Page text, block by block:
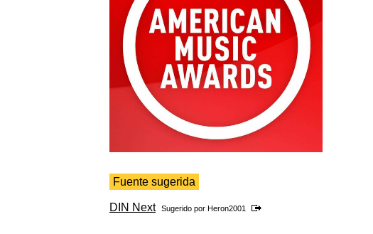
Fuente sugerida
DIN Next Sugerido por Heron2001